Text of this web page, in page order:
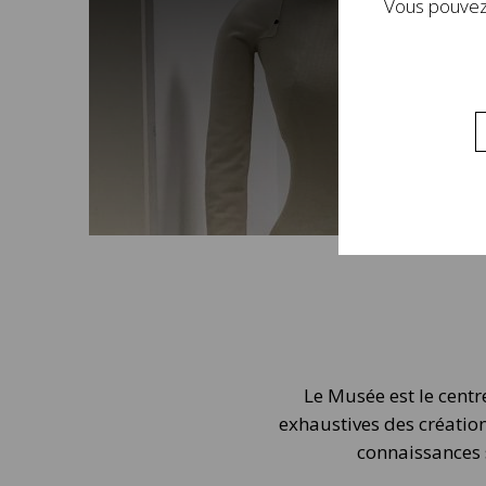
Le Musée est le
exhaustives des
Vous